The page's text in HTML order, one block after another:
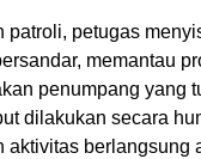
patroli, petugas
memantau
penumpang yang
dilakukan secara
aktivitas berlangsung